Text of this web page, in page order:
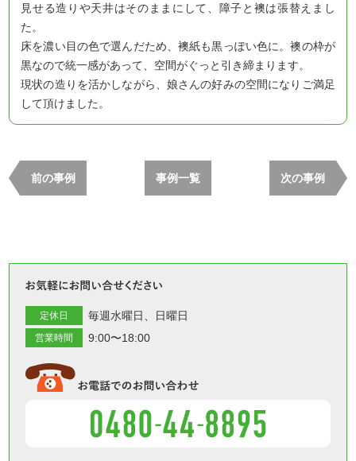
見せる造りや天井はそのままにして、障子と襖は張替えまし
た。
床を濃い目の色で選んだため、襖紙も黒っぽい色に。襖の枠が
黒なので統一感があって、空間がぐっと引き締まります。
現状の造りを活かしながら、娘さんの好みの空間になりご満足
して頂けました。
前の事例 事例一覧 次の事例
定休日 毎週水曜日 日曜日
営業時間 9:00〜18:00